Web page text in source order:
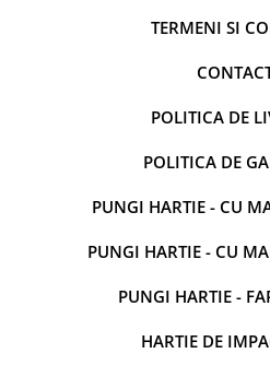
TERMENI SI
POLITICA DE
POLITICA DE
PUNGI HARTIE - CU
PUNGI HARTIE - CU
PUNGI HARTIE -
HARTIE DE